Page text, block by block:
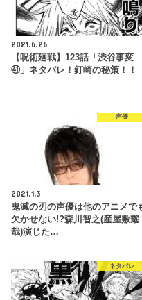
2021.6.26
【呪術廻戦】123話「渋谷事変
㊶」ネタバレ！釘崎の秘策！！
声優
2021.1.3
鬼滅の刃の声優は他のアニメで
欠かせない!?森川智之(産屋敷耀
哉)演じた…
ネタバレ